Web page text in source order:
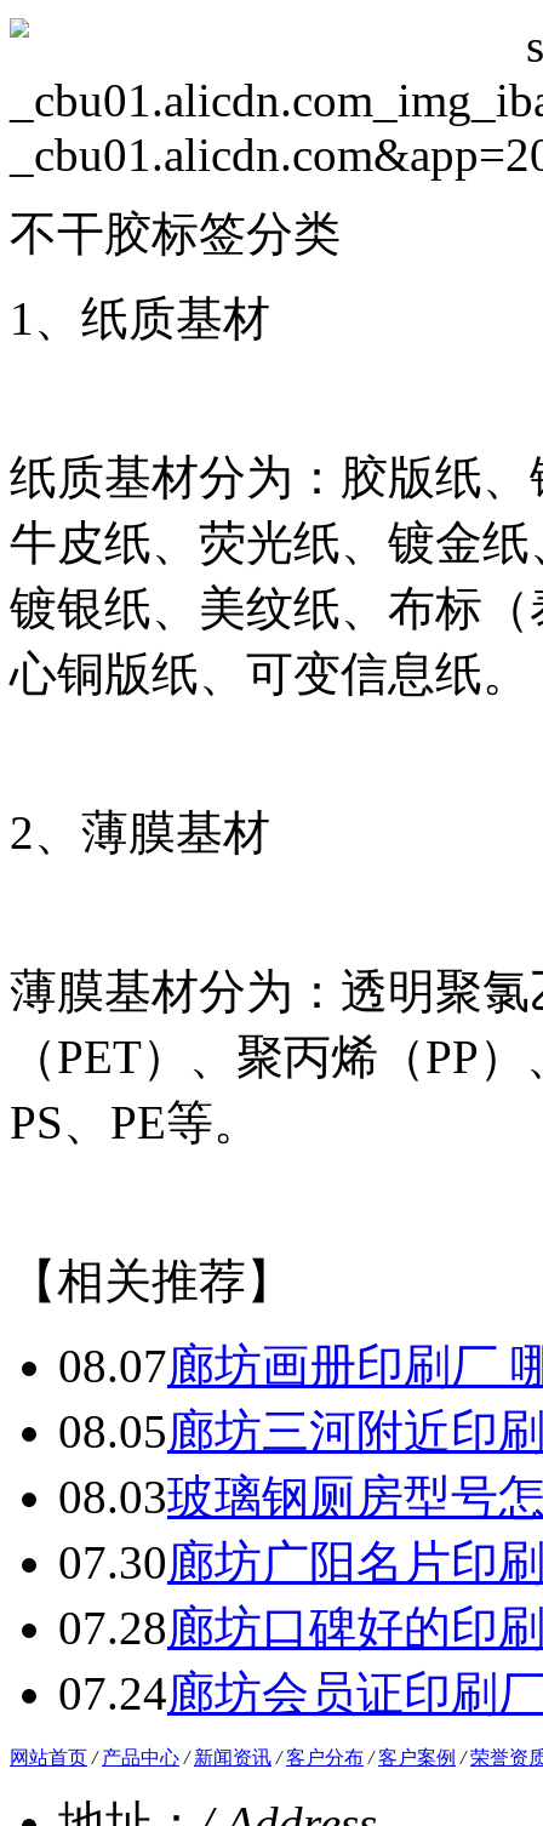
不干胶标签分类
1、纸质基材
纸质基材分为：胶版纸
牛皮纸、荧光纸、镀金
镀银纸、美纹纸、布标
心铜版纸、可变信息纸。
2、薄膜基材
薄膜基材分为：透明聚
（PET）、聚丙烯（PP
PS、PE等。
【相关推荐】
08.07廊坊画册印刷厂
08.05廊坊三河附近印
08.03玻璃钢厕房型号
07.30廊坊广阳名片印
07.28廊坊口碑好的印
07.24廊坊会员证印刷
网站首页 / 产品中心 / 新闻资讯 / 客户分布 / 客户案例 / 荣誉资